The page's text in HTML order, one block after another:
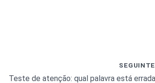
SEGUINTE